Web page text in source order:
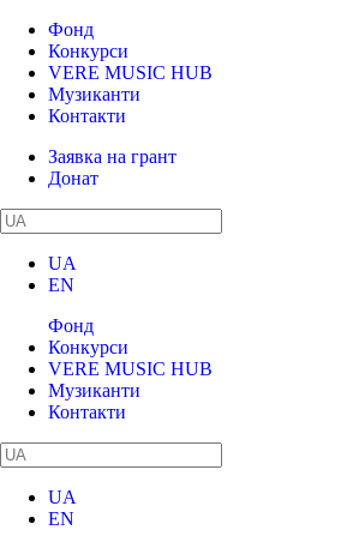
Фонд
Конкурси
VERE MUSIC HUB
Музиканти
Контакти
Заявка на грант
Донат
UA
EN
Фонд
Конкурси
VERE MUSIC HUB
Музиканти
Контакти
UA
EN